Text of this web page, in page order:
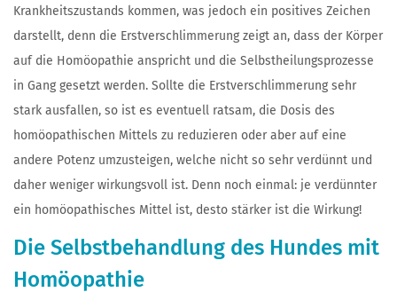
Krankheitszustands kommen, was jedoch ein positives Zeichen
darstellt, denn die Erstverschlimmerung zeigt an, dass der Körper
auf die Homöopathie anspricht und die Selbstheilungsprozesse
in Gang gesetzt werden. Sollte die Erstverschlimmerung sehr
stark ausfallen, so ist es eventuell ratsam, die Dosis des
homöopathischen Mittels zu reduzieren oder aber auf eine
andere Potenz umzusteigen, welche nicht so sehr verdünnt und
daher weniger wirkungsvoll ist. Denn noch einmal: je verdünnter
ein homöopathisches Mittel ist, desto stärker ist die Wirkung!
Die Selbstbehandlung des Hundes mit
Homöopathie